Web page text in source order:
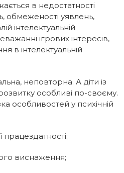
в недостатності
обмеженості уявлень,
інтелектуальній
ігрових інтересів,
в інтелектуальній
неповторна. А діти із
особливі по-своєму.
особливостей у психічній
виснаження;